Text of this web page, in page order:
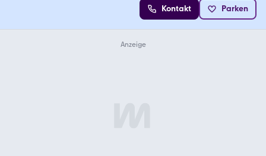
Kontakt Parken